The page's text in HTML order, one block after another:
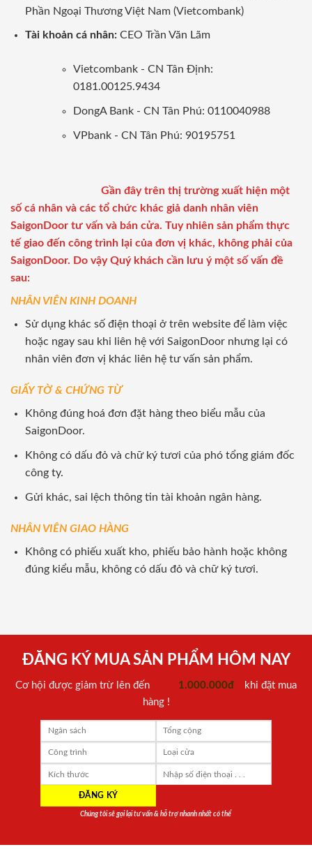
Phần Ngoại Thương Việt Nam (Vietcombank)
Tài khoản cá nhân: CEO Trần Văn Lãm
Vietcombank - CN Tân Định:
0181.00125.9434
DongA Bank - CN Tân Phú: 0110040988
VPbank - CN Tân Phú: 90195751
Gần đây trên thị trường xuất hiện một
số cá nhân và các tổ chức khác giả danh nhân viên
SaigonDoor tư vấn và bán cửa. Tuy nhiên sản phẩm thực
tế giao đến công trình lại của đơn vị khác, không phải của
SaigonDoor. Do vậy Quý khách cần lưu ý một số vấn đề
sau:
NHÂN VIÊN KINH DOANH
Sử dụng khác số điện thoại ở trên website để làm việc
hoặc ngay sau khi liên hệ với SaigonDoor nhưng lại có
nhân viên đơn vị khác liên hệ tư vấn sản phẩm.
GIẤY TỜ & CHỨNG TỪ
Không đúng hoá đơn đặt hàng theo biểu mẫu của
SaigonDoor.
Không có dấu đỏ và chữ ký tươi của phó tổng giám đốc
công ty.
Gửi khác, sai lệch thông tin tài khoản ngân hàng.
NHÂN VIÊN GIAO HÀNG
Không có phiếu xuất kho, phiếu bảo hành hoặc không
đúng kiểu mẫu, không có dấu đỏ và chữ ký tươi.
ĐĂNG KÝ MUA SẢN PHẨM HÔM NAY
Cơ hội được giảm trừ lên đến 1.000.000đ
khi đặt mua
hàng !
Chúng tôi sẽ gọi lại tư vấn & hỗ trợ nhanh nhất có thể